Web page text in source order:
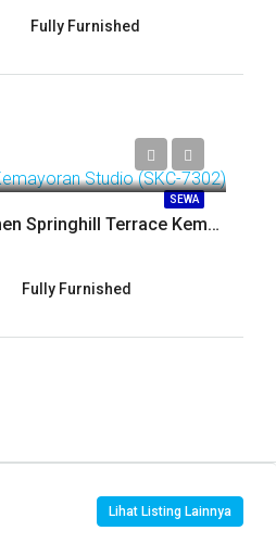
Fully Furnished
SEWA
Disewakan Apartemen Springhill Terrace Kemayoran Studio (SKC-7302)
Fully Furnished
Lihat Listing Lainnya